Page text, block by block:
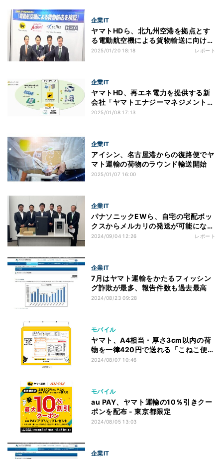
企業IT
ヤマトHDら、北九州空港を拠点とす
る電動航空機による貨物輸送に向け共
同検証
2025/01/20 18:18 レポート
企業IT
ヤマトHD、再エネ電力を提供する新
会社「ヤマトエナジーマネジメント株
式会社」設立
2025/01/08 17:13
企業IT
アイシン、名古屋港からの復路便でヤ
マト運輸の荷物のラウンド輸送開始
2025/01/07 16:00
企業IT
パナソニックEWら、自宅の宅配ボッ
クスからメルカリの発送が可能になる
サービス
2024/09/04 12:26 レポート
企業IT
7月はヤマト運輸をかたるフィッシン
グ詐欺が最多、報告件数も過去最高
2024/08/23 09:28
モバイル
ヤマト、A4相当・厚さ3cm以内の荷
物を一律420円で送れる「こねこ便
420」
2024/08/07 10:46
モバイル
au PAY、ヤマト運輸の10％引きクー
ポンを配布 - 東京都限定
2024/08/05 13:03
企業IT